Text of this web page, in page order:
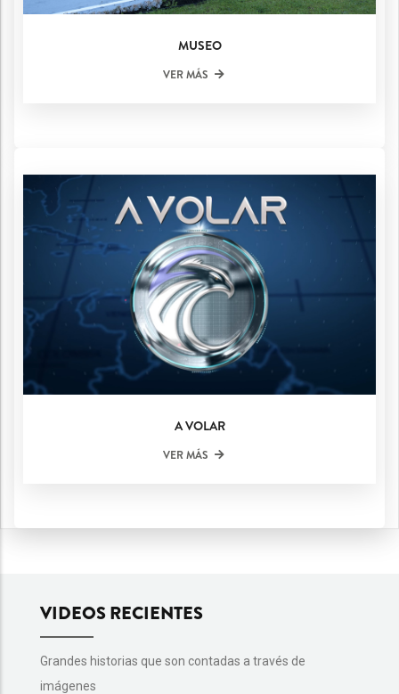
MUSEO
VER MÁS
A VOLAR
VER MÁS
VIDEOS RECIENTES
Grandes historias que son contadas a través de
imágenes